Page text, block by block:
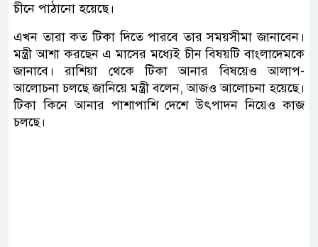
চীনে পাঠানো হয়েছে।
এখন তারা কত টিকা দিতে পারবে তার সময়সীমা জানাবেন।
মন্ত্রী আশা করছেন এ মাসের মধ্যেই চীন বিষয়টি বাংলাদেমকে
জানাবে। রাশিয়া থেকে টিকা আনার বিষয়েও আলাপ-
আলোচনা চলছে জানিয়ে মন্ত্রী বলেন, আজও আলোচনা হয়েছে।
টিকা কিনে আনার পাশাপাশি দেশে উৎপাদন নিয়েও কাজ
চলছে।